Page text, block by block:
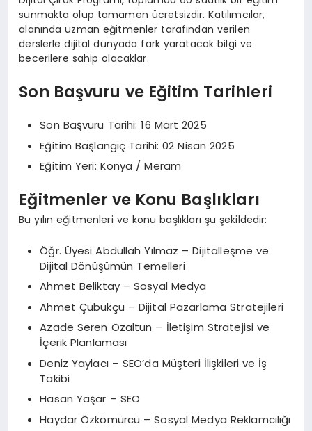
sunmakta olup tamamen ücretsizdir. Katılımcılar,
alanında uzman eğitmenler tarafından verilen
derslerle dijital dünyada fark yaratacak bilgi ve
becerilere sahip olacaklar.
Son Başvuru ve Eğitim Tarihleri
Son Başvuru Tarihi: 16 Mart 2025
Eğitim Başlangıç Tarihi: 02 Nisan 2025
Eğitim Yeri: Konya / Meram
Eğitmenler ve Konu Başlıkları
Bu yılın eğitmenleri ve konu başlıkları şu şekildedir:
Öğr. Üyesi Abdullah Yılmaz – Dijitalleşme ve
Dijital Dönüşümün Temelleri
Ahmet Beliktay – Sosyal Medya
Ahmet Çubukçu – Dijital Pazarlama Stratejileri
Azade Seren Özaltun – İletişim Stratejisi ve
İçerik Planlaması
Deniz Yaylacı – SEO’da Müşteri İlişkileri ve İş
Takibi
Hasan Yaşar – SEO
Haydar Özkömürcü – Sosyal Medya Reklamcılığı